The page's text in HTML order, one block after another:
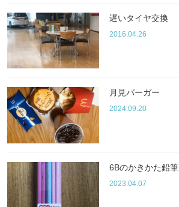
遅いタイヤ交換
2016.04.26
月見バーガー
2024.09.20
6Bのかきかた鉛筆
2023.04.07